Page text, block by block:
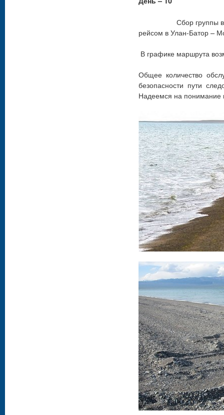
Сбор группы в
рейсом в Улан-Батор –
В графике маршрута
Общее количество
безопасности пути
Надеемся на понимание